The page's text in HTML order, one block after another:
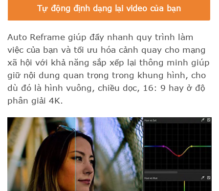
Tự động định dạng lại video của bạn
Auto Reframe giúp đẩy nhanh quy trình làm
việc của bạn và tối ưu hóa cảnh quay cho mạng
xã hội với khả năng sắp xếp lại thông minh giúp
giữ nội dung quan trọng trong khung hình, cho
dù đó là hình vuông, chiều dọc, 16: 9 hay ở độ
phân giải 4K.